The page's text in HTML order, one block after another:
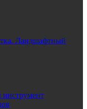
Ландшафтный
инструмент